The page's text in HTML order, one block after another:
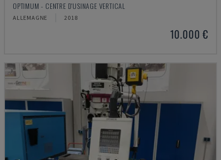
OPTIMUM - CENTRE D'USINAGE VERTICAL
ALLEMAGNE 2018
10.000 €